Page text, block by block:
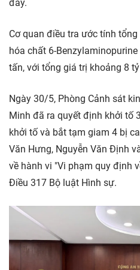
đây.
Cơ quan điều tra ước tính
hóa chất 6-
tấn, với tổng giá trị khoảng 8
Ngày 30/5, Phòng Cảnh sát
Minh đã ra quyết định khởi tố
khởi tố và bắt tạm giam 4 bị
Văn Hưng, Nguyễn Văn Định
về hành vi "Vi phạm quy định
Điều 317 Bộ luật Hình sự.